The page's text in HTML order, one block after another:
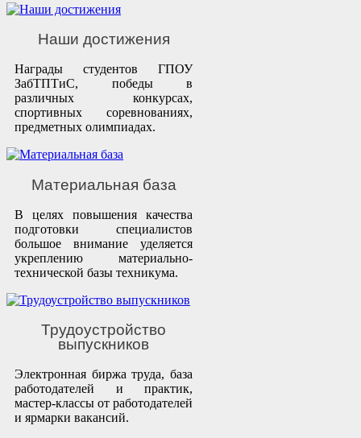
Наши достижения
Награды студентов ГПОУ
ЗабТПТиС, победы в
различных конкурсах,
спортивных соревнованиях,
предметных олимпиадах.
Материальная база
В целях повышения качества
подготовки специалистов
большое внимание уделяется
укреплению материально-
технической базы техникума.
Трудоустройство
выпускников
Электронная биржа труда, база
работодателей и практик,
мастер-классы от работодателей
и ярмарки вакансий.